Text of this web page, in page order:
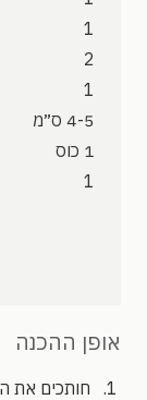
1
2
1
4-5 ס״מ
1 כוס
1
אופן ההכנה
חותכים את